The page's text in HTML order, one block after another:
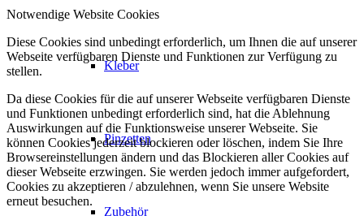
Kleber
Pinzetten
Zubehör
Notwendige Website Cookies
Diese Cookies sind unbedingt erforderlich, um Ihnen die auf unserer
Webseite verfügbaren Dienste und Funktionen zur Verfügung zu
stellen.
Da diese Cookies für die auf unserer Webseite verfügbaren Dienste
und Funktionen unbedingt erforderlich sind, hat die Ablehnung
Auswirkungen auf die Funktionsweise unserer Webseite. Sie
können Cookies jederzeit blockieren oder löschen, indem Sie Ihre
Browsereinstellungen ändern und das Blockieren aller Cookies auf
dieser Webseite erzwingen. Sie werden jedoch immer aufgefordert,
Cookies zu akzeptieren / abzulehnen, wenn Sie unsere Website
erneut besuchen.